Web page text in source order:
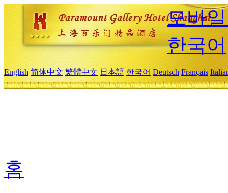
모바
한국어
English 简体中文 繁體中文 日本語 한국어 Deutsch Français
홈